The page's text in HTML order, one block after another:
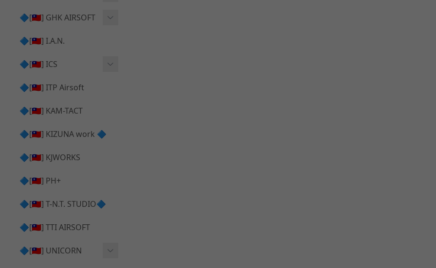
HOP膠皮
Hi-capa 彈匣外觀
維護保養
Hi-capa 上半外觀
Hi-capa 內部升級
🔷[🇹🇼] GHK AIRSOFT
AR ⧸ M4 GBB 原廠零件
AKM V3 主體 ＆ 原廠零件
G5 原廠零件
G17 GEN.3 原廠零件
AR ⧸ M4 GBB 升級套件
🔷[🇹🇼] I.A.N.
🔷[🇹🇼] ICS
Hi-Capa 維修零件
ICS 成槍
🔷[🇹🇼] ITP Airsoft
🔷[🇹🇼] KAM-TACT
🔷[🇹🇼] KIZUNA work 🔷
🔷[🇹🇼] KJWORKS
🔷[🇹🇼] PH+
🔷[🇹🇼] T-N.T. STUDIO🔷
🔷[🇹🇼] TTI AIRSOFT
🔷[🇹🇼] UNICORN